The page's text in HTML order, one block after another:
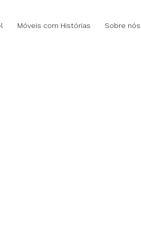
Móveis com Histórias Sobre nós